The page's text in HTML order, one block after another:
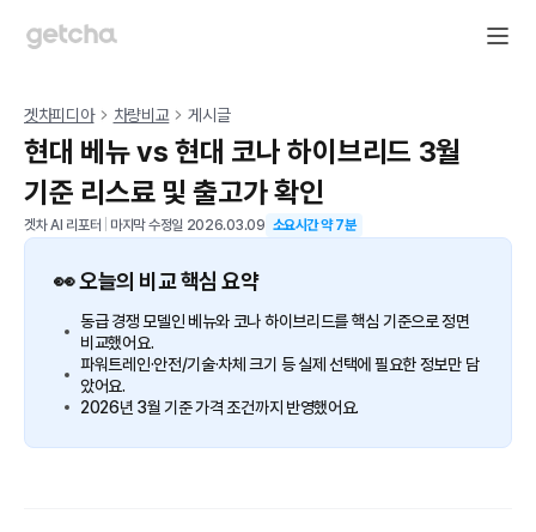
겟차피디아 차량비교 게시글
현대 베뉴 vs 현대 코나 하이브리드 3월
기준 리스료 및 출고가 확인
겟차 AI 리포터 마지막 수정일 2026.03.09 소요시간 약7분
👀 오늘의 비교 핵심 요약
동급 경쟁 모델인 베뉴와 코나 하이브리드를 핵심 기준으로 정면
비교했어요.
파워트레인·안전/기술·차체 크기 등 실제 선택에 필요한 정보만 담
았어요.
2026년 3월 기준 가격 조건까지 반영했어요.